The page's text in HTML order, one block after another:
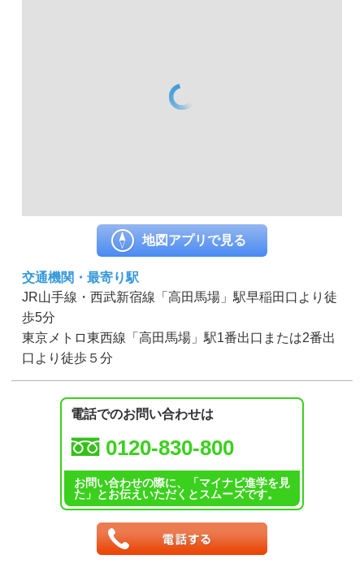
地図アプリで見る
交通機関・最寄り駅
JR山手線・西武新宿線「高田馬場」駅早稲田口より徒
歩5分
東京メトロ東西線「高田馬場」駅1番出口または2番出
口より徒歩５分
電話でのお問い合わせは
0120-830-800
お問い合わせの際に、「マイナビ進学を見
た」とお伝えいただくとスムーズです。